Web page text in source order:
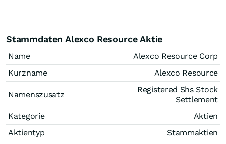
Stammdaten Alexco Resource Aktie
Name
Alexco Resource Corp
Kurzname
Alexco Resource
Namenszusatz
Registered Shs Stock
Settlement
Kategorie
Aktien
Aktientyp
Stammaktien